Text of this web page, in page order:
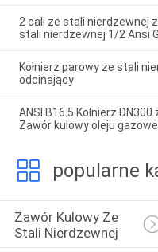
2 cali ze stali nierdzewnej
stali nierdzewnej 1/2 Ansi
Kołnierz parowy ze stali
odcinający
ANSI B16.5 Kołnierz
Zawór kulowy oleju
popularne
Zawór Kulowy Ze
Stali Nierdzewnej